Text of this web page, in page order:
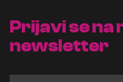
Prijavi se na
newsletter